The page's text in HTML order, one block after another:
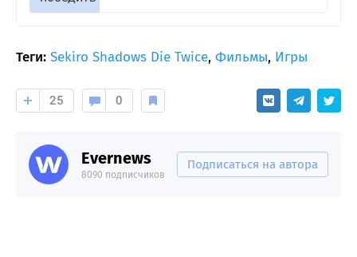
Теги: Sekiro Shadows Die Twice, Фильмы, Игры
25 0
Evernews
8090 подписчиков
Подписаться на автора